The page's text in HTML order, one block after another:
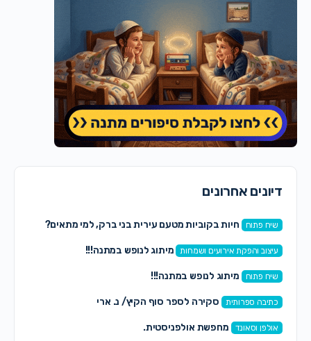
דיונים אחרונים
שיח פתוח חיות בקוביות מטעם עירית בני ברק, למי מתאים?
עיצוב והפקת אירועים ושמחות מיתוג לנופש במתנה!!!
שיח פתוח מיתוג לנופש במתנה!!!
כתיבה ספרותית סקירה לספר סוף הקיץ/ נ. ארי
אולפן וסאונד מחפשת אולפניסטית.